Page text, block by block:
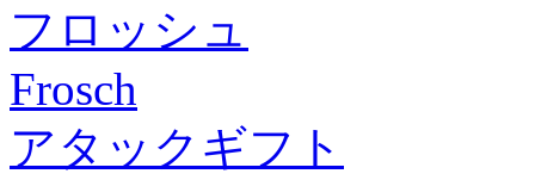
フロッシュ
Frosch
アタックギフト